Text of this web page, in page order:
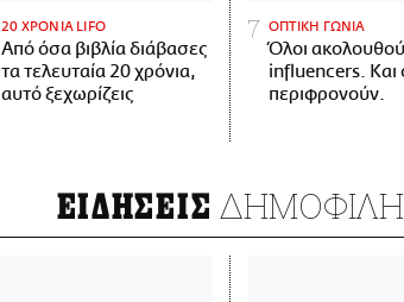
20 ΧΡΟΝΙΑ LIFO
Από όσα βιβλία διάβασες
τα τελευταία 20 χρόνια,
αυτό ξεχωρίζεις
ΟΠΤΙΚΗ ΓΩΝΙΑ
Όλοι
influencers. Και
περιφρονούν.
ΕΙΔΗΣΕΙΣ ΔΗΜΟΦΙΛΗ